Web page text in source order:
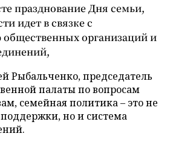
празднование Дня семьи,
идет в связке с
общественных организаций и
Рыбальченко, председатель
палаты по вопросам
семейная политика – это не
но и система